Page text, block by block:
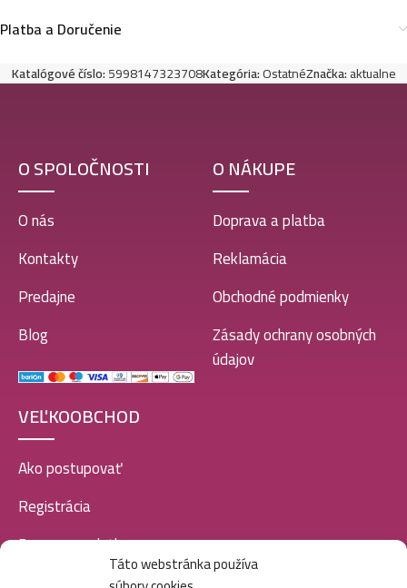
Táto webstránka používa
Platba a Doručenie
Katalógové číslo:5998147323708Kategória:OstatnéZnačka:aktualne
O SPOLOČNOSTI
O nás
Kontakty
Predajne
Blog
O NÁKUPE
Doprava a platba
Reklamácia
Obchodné podmienky
Zásady ochrany osobných
údajov
VEĽKOOBCHOD
Ako postupovať
Registrácia
Doprava a platba